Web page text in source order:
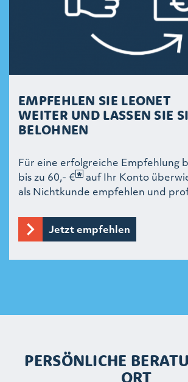
EMPFEHLEN SIE LEONET
WEITER UND LASSEN SIE
BELOHNEN
Für eine erfolgreiche Empfehlung
bis zu 60,- €
auf Ihr Konto
als Nichtkunde empfehlen und
Jetzt empfehlen
PERSÖNLICHE
ORT